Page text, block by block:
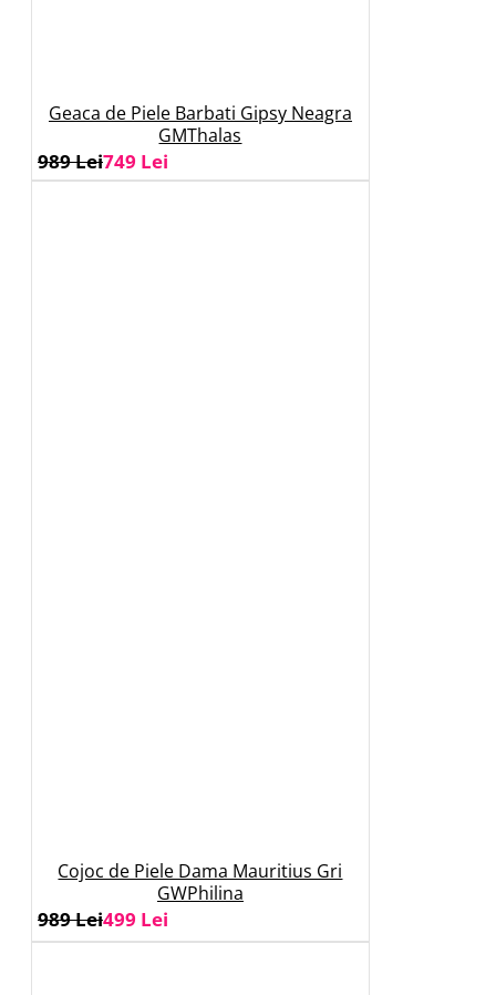
Geaca de Piele Barbati Gipsy Neagra
GMThalas
749 Lei
989 Lei
Cojoc de Piele Dama Mauritius Gri
GWPhilina
499 Lei
989 Lei